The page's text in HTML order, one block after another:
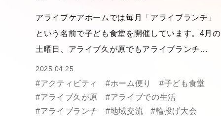
アライブケアホームでは毎月「アライブランチ」
という名前で子ども食堂を開催しています。4月の
土曜日、アライブ久が原でもアライブランチ…
2025.04.25
#アクティビティ #ホーム便り
#子ども食堂
#アライブ久が原
#アライブでの生活
#アライブランチ
#地域交流 #輪投げ大会